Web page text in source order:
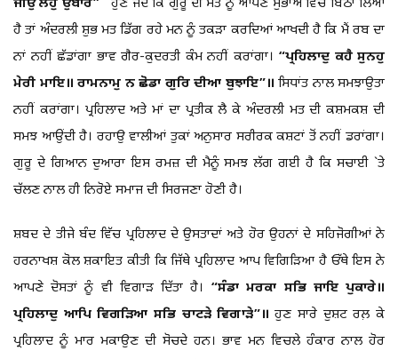
ਜੀਉ ਲੇਹੁ ਉਬਾਰੇ”ਹੁਣ ਜਦੋਂ ਕਿ ਗੁਰੂ ਦੀ ਮੱਤ ਨੂੰ ਆਪਣੇ ਸੁਭਾਅ ਵਿੱਚ ਬਿਠਾ ਲਿਆ
ਹੈ ਤਾਂ ਅੰਦਰਲੀ ਸ਼ੁਭ ਮਤ ਡਿੱਗ ਰਹੇ ਮਨ ਨੂੰ ਤਕੜਾ ਕਰਦਿਆਂ ਆਖਦੀ ਹੈ ਕਿ ਮੈਂ ਰਬ ਦਾ
ਨਾਂ ਨਹੀਂ ਛੱਡਾਂਗਾ ਭਾਵ ਗੈਰ-ਕੁਦਰਤੀ ਕੰਮ ਨਹੀਂ ਕਰਾਂਗਾ। “ਪ੍ਰਹਿਲਾਦੁ ਕਹੈ ਸੁਨਹੁ
ਮੇਰੀ ਮਾਇ॥ ਰਾਮਨਾਮੁ ਨ ਛੋਡਾ ਗੁਰਿ ਦੀਆ ਬੁਝਾਇ”॥ ਸਿਧਾਂਤ ਨਾਲ ਸਮਝਾਉਤਾ
ਨਹੀਂ ਕਰਾਂਗਾ। ਪ੍ਰਹਿਲਾਦ ਅਤੇ ਮਾਂ ਦਾ ਪ੍ਰਤੀਕ ਲੈ ਕੇ ਅੰਦਰਲੀ ਮਤ ਦੀ ਕਸ਼ਮਕਸ਼ ਦੀ
ਸਮਝ ਆਉਂਦੀ ਹੈ। ਰਹਾਉ ਵਾਲੀਆਂ ਤੁਕਾਂ ਅਨੁਸਾਰ ਸਰੀਰਕ ਕਸ਼ਟਾਂ ਤੋਂ ਨਹੀਂ ਡਰਾਂਗਾ।
ਗੁਰੂ ਦੇ ਗਿਆਨ ਦੁਆਰਾ ਇਸ ਰਮਜ਼ ਦੀ ਮੈਨੂੰ ਸਮਝ ਲੱਗ ਗਈ ਹੈ ਕਿ ਸਚਾਈ `ਤੇ
ਚੱਲਣ ਨਾਲ ਹੀ ਨਿਰੋਏ ਸਮਾਜ ਦੀ ਸਿਰਜਣਾ ਹੋਣੀ ਹੈ।
ਸ਼ਬਦ ਦੇ ਤੀਜੇ ਬੰਦ ਵਿੱਚ ਪ੍ਰਹਿਲਾਦ ਦੇ ਉਸਤਾਦਾਂ ਅਤੇ ਹੋਰ ਉਹਨਾਂ ਦੇ ਸਹਿਜੋਗੀਆਂ ਨੇ
ਹਰਨਾਖਸ਼ ਕੋਲ ਸ਼ਕਾਇਤ ਕੀਤੀ ਕਿ ਜਿੱਥੇ ਪ੍ਰਹਿਲਾਦ ਆਪ ਵਿਗਿੜਿਆ ਹੈ ਓੱਥੇ ਇਸ ਨੇ
ਆਪਣੇ ਦੋਸਤਾਂ ਨੂੰ ਵੀ ਵਿਗਾੜ ਦਿੱਤਾ ਹੈ। “ਸੰਡਾ ਮਰਕਾ ਸਭਿ ਜਾਇ ਪੁਕਾਰੇ॥
ਪ੍ਰਹਿਲਾਦੁ ਆਪਿ ਵਿਗੜਿਆ ਸਭਿ ਚਾਟੜੇ ਵਿਗਾੜੇ”॥ਹੁਣ ਸਾਰੇ ਦੁਸ਼ਟ ਰਲ਼ ਕੇ
ਪ੍ਰਹਿਲਾਦ ਨੂੰ ਮਾਰ ਮਕਾਉਣ ਦੀ ਸੋਚਦੇ ਹਨ। ਭਾਵ ਮਨ ਵਿਚਲੇ ਹੰਕਾਰ ਨਾਲ ਹੋਰ